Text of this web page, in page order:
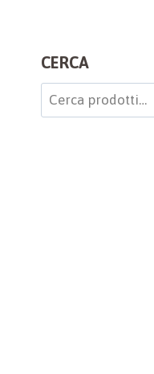
CERCA
Cerca: